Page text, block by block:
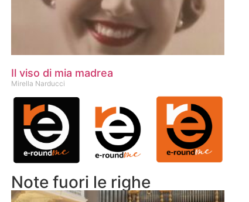
Il viso di mia madrea
Mirella Narducci
Note fuori le righe